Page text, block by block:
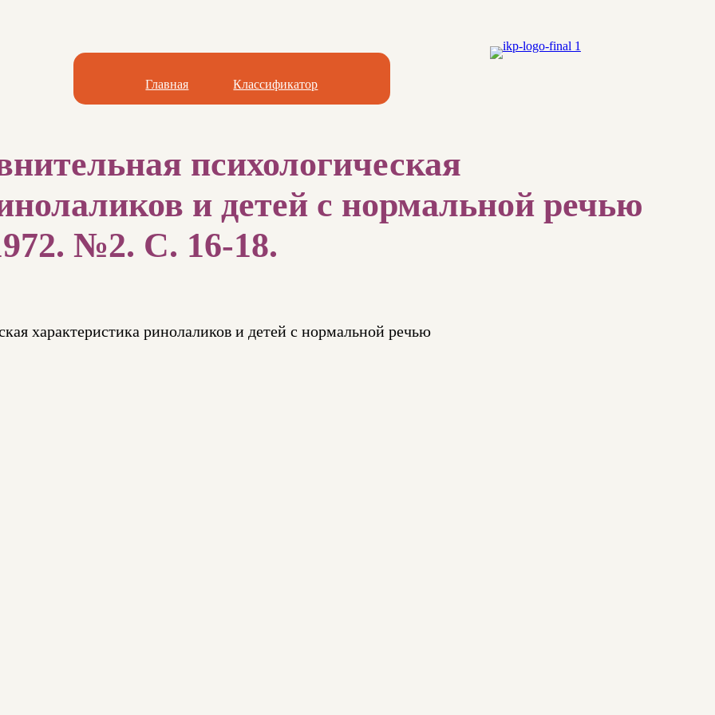
Главная Классификатор
психологическая
и детей с нормальной речью
№2. С. 16-18.
характеристика ринолаликов и детей с нормальной речью